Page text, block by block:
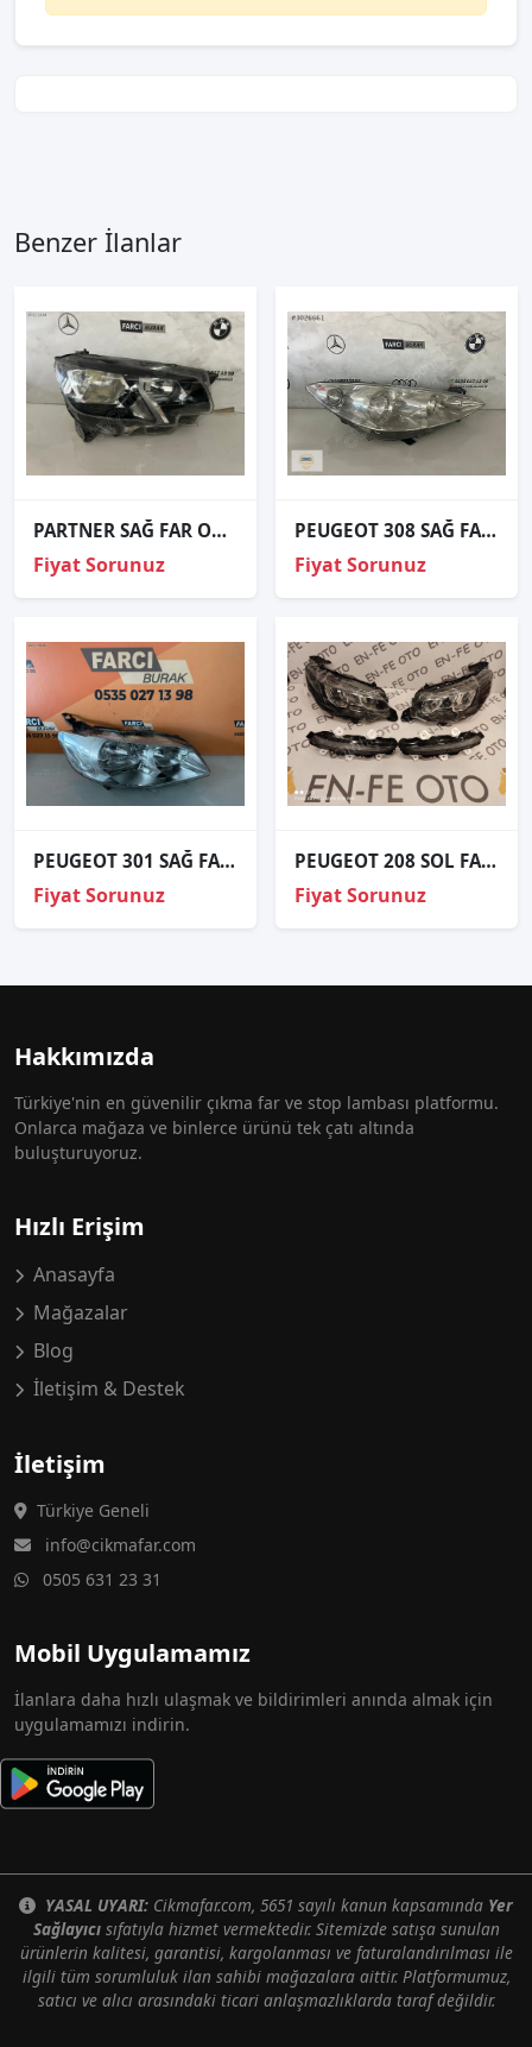
Benzer İlanlar
PARTNER SAĞ FAR ORJİNAL P55
Fiyat Sorunuz
PEUGEOT 308 SAĞ FAR ORJİNAL
Fiyat Sorunuz
PEUGEOT 301 SAĞ FAR ORJİNAL HATASIZ
Fiyat Sorunuz
PEUGEOT 208 SOL FAR FULL LED SIFIR
Fiyat Sorunuz
Hakkımızda
Türkiye'nin en güvenilir çıkma far ve stop lambası platformu.
Onlarca mağaza ve binlerce ürünü tek çatı altında
buluşturuyoruz.
Hızlı Erişim
Anasayfa
Mağazalar
Blog
İletişim & Destek
İletişim
Türkiye Geneli
info@cikmafar.com
0505 631 23 31
Mobil Uygulamamız
İlanlara daha hızlı ulaşmak ve bildirimleri anında almak için
uygulamamızı indirin.
YASAL UYARI: Cikmafar.com, 5651 sayılı kanun kapsamında Yer
Sağlayıcısıfatıyla hizmet vermektedir. Sitemizde satışa sunulan
ürünlerin kalitesi, garantisi, kargolanması ve faturalandırılması ile
ilgili tüm sorumluluk ilan sahibi mağazalara aittir. Platformumuz,
satıcı ve alıcı arasındaki ticari anlaşmazlıklarda taraf değildir.